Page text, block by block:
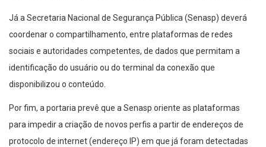
Já a Secretaria Nacional de Segurança Pública (Senasp) deverá
coordenar o compartilhamento, entre plataformas de redes
sociais e autoridades competentes, de dados que permitam a
identificação do usuário ou do terminal da conexão que
disponibilizou o conteúdo.
Por fim, a portaria prevê que a Senasp oriente as plataformas
para impedir a criação de novos perfis a partir de endereços de
protocolo de internet (endereço IP) em que já foram detectadas